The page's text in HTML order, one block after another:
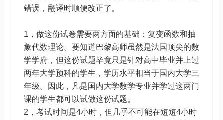
错误，翻译时顺便改正了。
1，做这份试卷需要两方面的基础：复变函数和抽
象代数理论。要知道巴黎高师虽然是法国顶尖的数
学学府，但这份试题毕竟只是针对高中毕业并上过
两年大学预科的学生，学历水平相当于国内大学三
年级。因此，凡是国内大学数学专业并学过这两门
课的学生都可以试做这份试题。
2，考试时间是4小时，但几乎不可能在短短4小时